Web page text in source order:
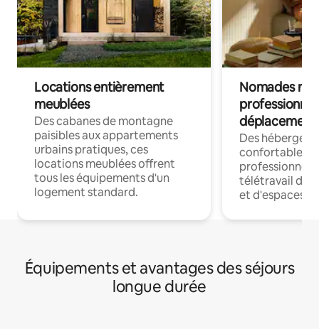
Locations entièrement
meublées
Des cabanes de montagne
paisibles aux appartements
urbains pratiques, ces
locations meublées offrent
tous les équipements d'un
logement standard.
Nomades
déplacement
Des
confortables
professionnels
télétravail
et d'espaces
Équipements et avantages des séjours
longue durée